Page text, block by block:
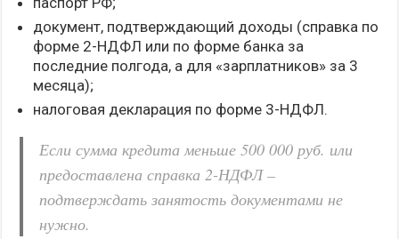
документ, подтверждающий доходы (справка по
форме 2-НДФЛ или по форме банка за
последние полгода, а для «зарплатников» за 3
месяца);
налоговая декларация по форме 3-НДФЛ.
Если сумма кредита меньше 500 000 руб. или
предоставлена справка 2-НДФЛ –
подтверждать занятость документами не
нужно.